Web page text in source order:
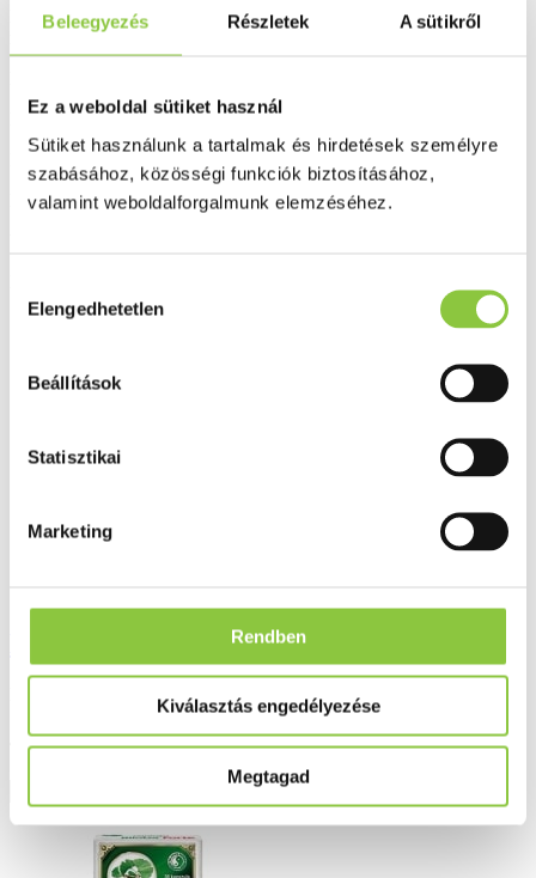
Beleegyezés Részletek A sütikről
Ez a weboldal sütiket használ
Sütiket használunk a tartalmak és hirdetések személyre
szabásához, közösségi funkciók biztosításához,
valamint weboldalforgalmunk elemzéséhez.
kiválasztása
Elengedhetetlen
Beállítások
Statisztikai
Marketing
Rendben
Kiválasztás engedélyezése
Megtagad
Radikális kezelések esetén is szükséges a szervezet védekező
rendszerének támogatása.
Bővebben ...
Minőségellenőrzött termékek
Dr. Chen prostayol 6 forte kapszula 40 db
Bruttó fogyasztói ár:
4 116 Ft
Részletek